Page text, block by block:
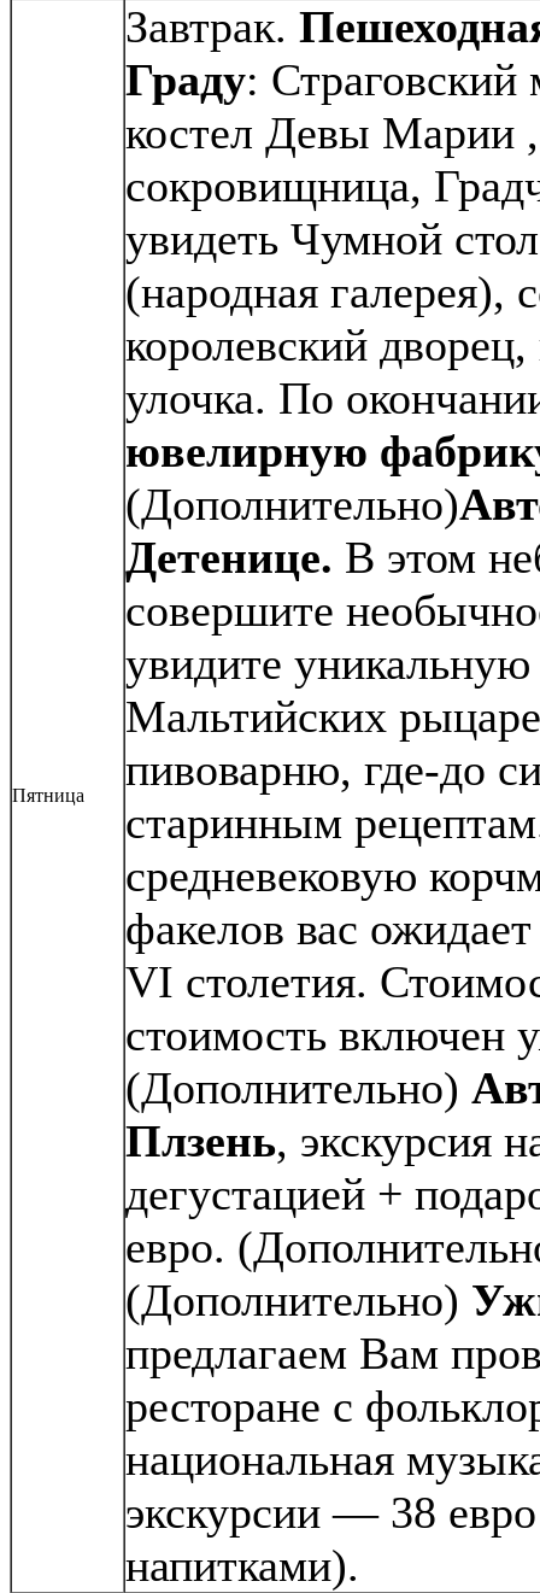
Пятница
Завтрак.
Граду: Страговский
костел Девы Марии
сокровищница,
увидеть Чумной
(народная галерея),
королевский
улочка. По
ювелирную
(Дополнительно)
Детенице. В этом
совершите
увидите
Мальтийских
пивоварню, где-до
старинным
средневековую
факелов вас
VI столетия.
стоимость включен
(Дополнительно)
Плзень, экскурсия
дегустацией +
евро.
(Дополнительно)
предлагаем Вам
ресторане с
национальная
экскурсии — 38
напитками).